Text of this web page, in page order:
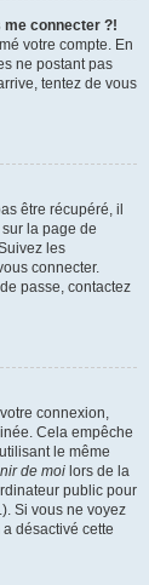
me connecter ?!
votre compte. En
ne postant pas
tentez de vous
être récupéré, il
la page de
les
connecter.
passe, contactez
connexion,
Cela empêche
le même
de moi lors de la
public pour
Si vous ne voyez
désactivé cette